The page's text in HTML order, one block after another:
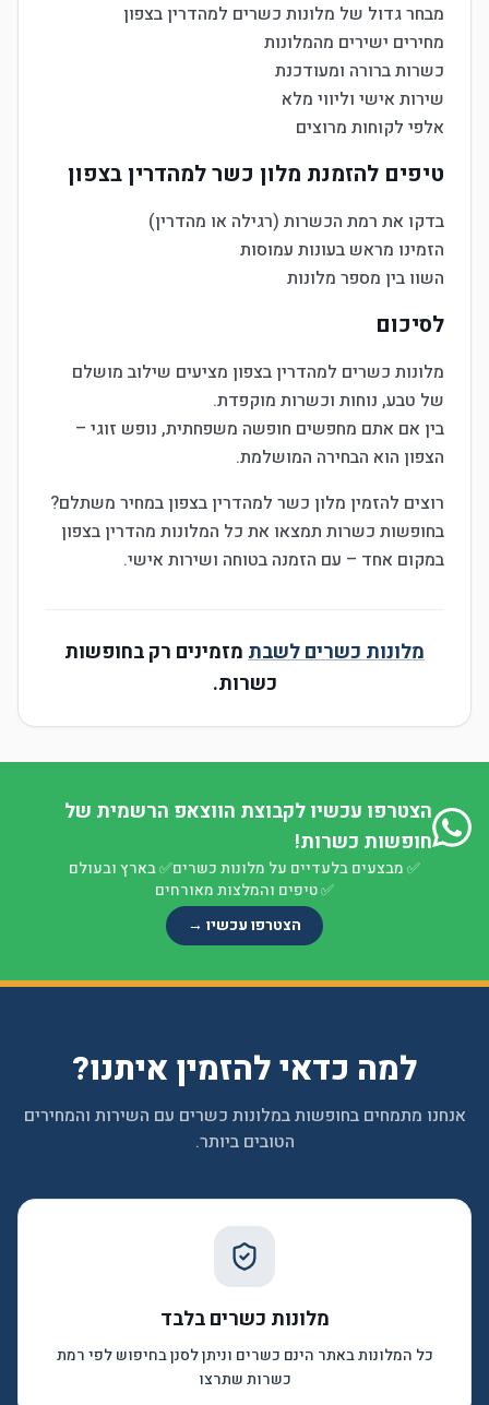
מבחר גדול של מלונות כשרים למהדרין בצפון
מחירים ישירים מהמלונות
כשרות ברורה ומעודכנת
שירות אישי וליווי מלא
אלפי לקוחות מרוצים
טיפים להזמנת מלון כשר למהדרין בצפון
בדקו את רמת הכשרות (רגילה או מהדרין)
הזמינו מראש בעונות עמוסות
השוו בין מספר מלונות
לסיכום
מלונות כשרים למהדרין בצפון מציעים שילוב מושלם
של טבע, נוחות וכשרות מוקפדת.
בין אם אתם מחפשים חופשה משפחתית, נופש זוגי –
הצפון הוא הבחירה המושלמת.
רוצים להזמין מלון כשר למהדרין בצפון במחיר משתלם?
בחופשות כשרות תמצאו את כל המלונות מהדרין בצפון
במקום אחד – עם הזמנה בטוחה ושירות אישי.
מלונות כשרים לשבתמזמינים רק בחופשות
כשרות.
הצטרפו עכשיו לקבוצת הווצאפ הרשמית של
חופשות כשרות!
✅מבצעים בלעדיים על מלונות כשרים✅בארץ ובעולם
✅טיפים והמלצות מאורחים
הצטרפו עכשיו →
למה כדאי להזמין איתנו?
אנחנו מתמחים בחופשות במלונות כשרים עם השירות והמחירים
הטובים ביותר.
מלונות כשרים בלבד
כל המלונות באתר הינם כשרים וניתן לסנן בחיפוש לפי רמת
כשרות שתרצו